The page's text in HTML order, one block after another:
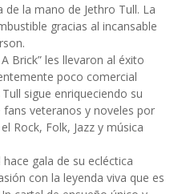
la mano de Jethro Tull. La
gracias al incansable
Brick” les llevaron al éxito
poco comercial
sigue enriqueciendo su
veteranos y noveles por
Rock, Folk, Jazz y música
gala de su ecléctica
con la leyenda viva que es